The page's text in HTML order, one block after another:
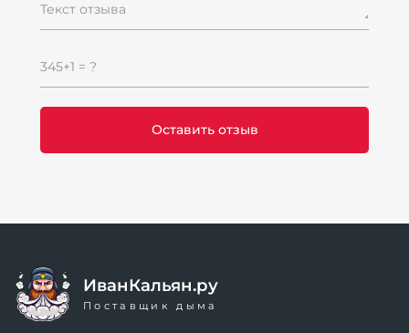
Текст отзыва
345+1 = ?
ИванКальян.ру
Поставщик дыма